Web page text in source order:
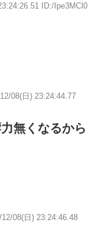
ID:/Ipe3MCl0
08(日) 23:24:44.77
無くなるから
12/08(日) 23:24:46.48